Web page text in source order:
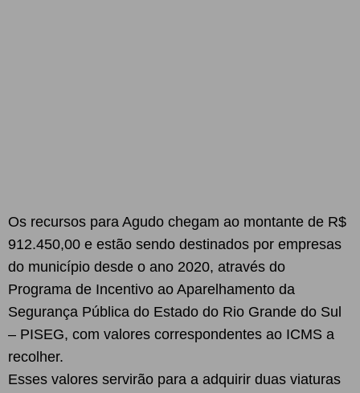
Os recursos para Agudo chegam ao montante de R$
912.450,00 e estão sendo destinados por empresas
do município desde o ano 2020, através do
Programa de Incentivo ao Aparelhamento da
Segurança Pública do Estado do Rio Grande do Sul
– PISEG, com valores correspondentes ao ICMS a
recolher.
Esses valores servirão para a adquirir duas viaturas